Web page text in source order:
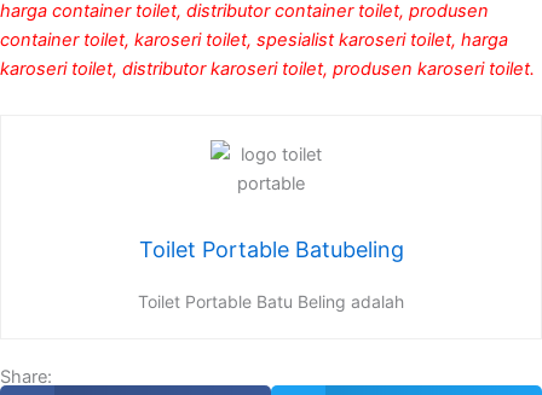
harga container toilet, distributor container toilet, produsen
container toilet, karoseri toilet, spesialist karoseri toilet, harga
karoseri toilet, distributor karoseri toilet, produsen karoseri toilet.
Toilet Portable Batubeling
Toilet Portable Batu Beling adalah
Share: